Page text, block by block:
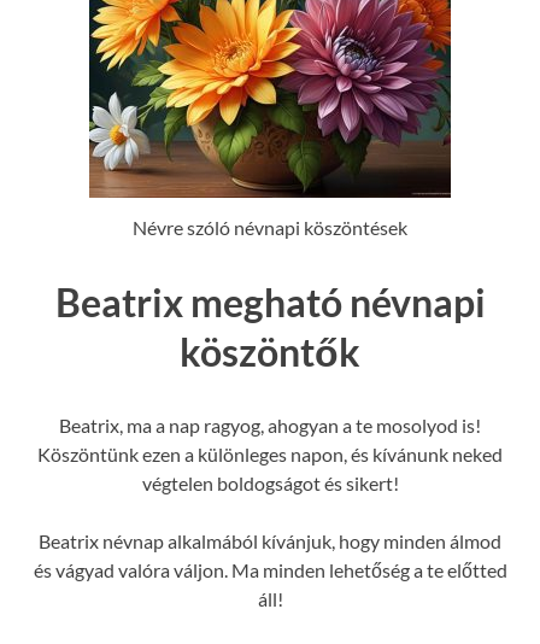
Névre szóló névnapi köszöntések
Beatrix megható névnapi
köszöntők
Beatrix, ma a nap ragyog, ahogyan a te mosolyod is!
Köszöntünk ezen a különleges napon, és kívánunk neked
végtelen boldogságot és sikert!
Beatrix névnap alkalmából kívánjuk, hogy minden álmod
és vágyad valóra váljon. Ma minden lehetőség a te előtted
áll!